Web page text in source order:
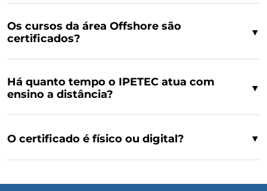
Os cursos da área Offshore são
certificados?
▼
Há quanto tempo o IPETEC atua com
ensino a distância?
▼
O certificado é físico ou digital? ▼